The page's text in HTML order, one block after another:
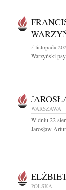
5 listopada
Warzyński
WARSZAWA
W dniu 22
Jarosław
POLSKA